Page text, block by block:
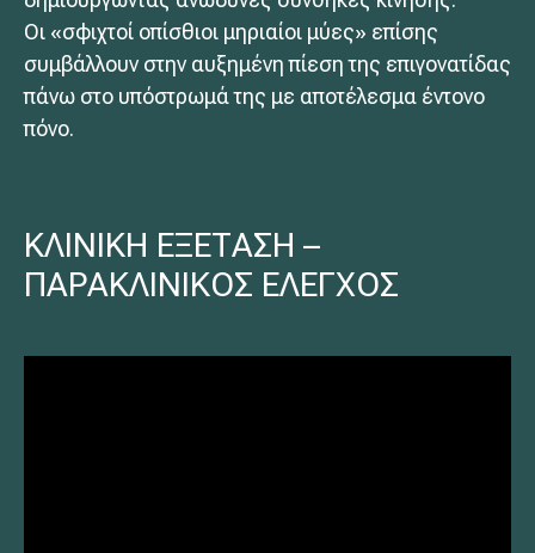
Οι «σφιχτοί οπίσθιοι μηριαίοι μύες» επίσης
συμβάλλουν στην αυξημένη πίεση της επιγονατίδας
πάνω στο υπόστρωμά της με αποτέλεσμα έντονο
πόνο.
ΚΛΙΝΙΚΗ ΕΞΕΤΑΣΗ –
ΠΑΡΑΚΛΙΝΙΚΟΣ ΕΛΕΓΧΟΣ